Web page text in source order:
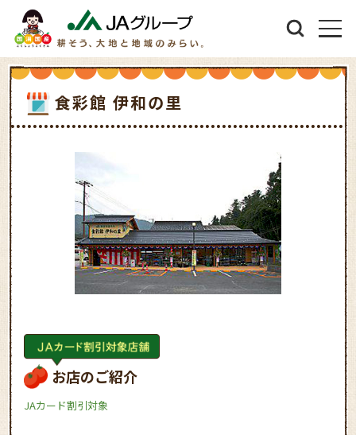
食彩館 伊和の里
お店のご紹介
JAカード割引対象